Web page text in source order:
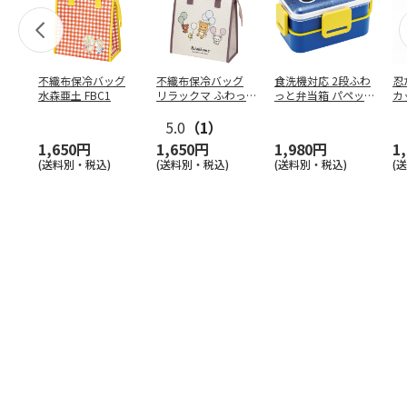
不織布保冷バッグ
水森亜土 FBC1
1,650円
(送料別・税込)
不織布保冷バッグ
リラックマ ふわっ
5.0 （1）
1,650円
(送料別・税込)
食洗機対応 2段ふわ
っと弁当箱 パペッ
1,980円
(送料別・税込)
カ
(